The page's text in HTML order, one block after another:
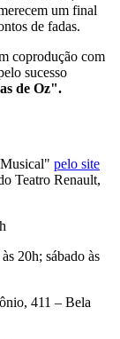
um final
de fadas.
coprodução com
sucesso
de Oz".
pelo site
Teatro Renault,
20h; sábado às
411 – Bela